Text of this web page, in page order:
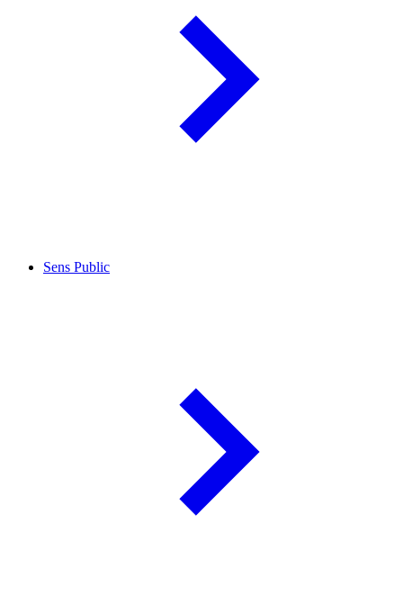
Sens Public